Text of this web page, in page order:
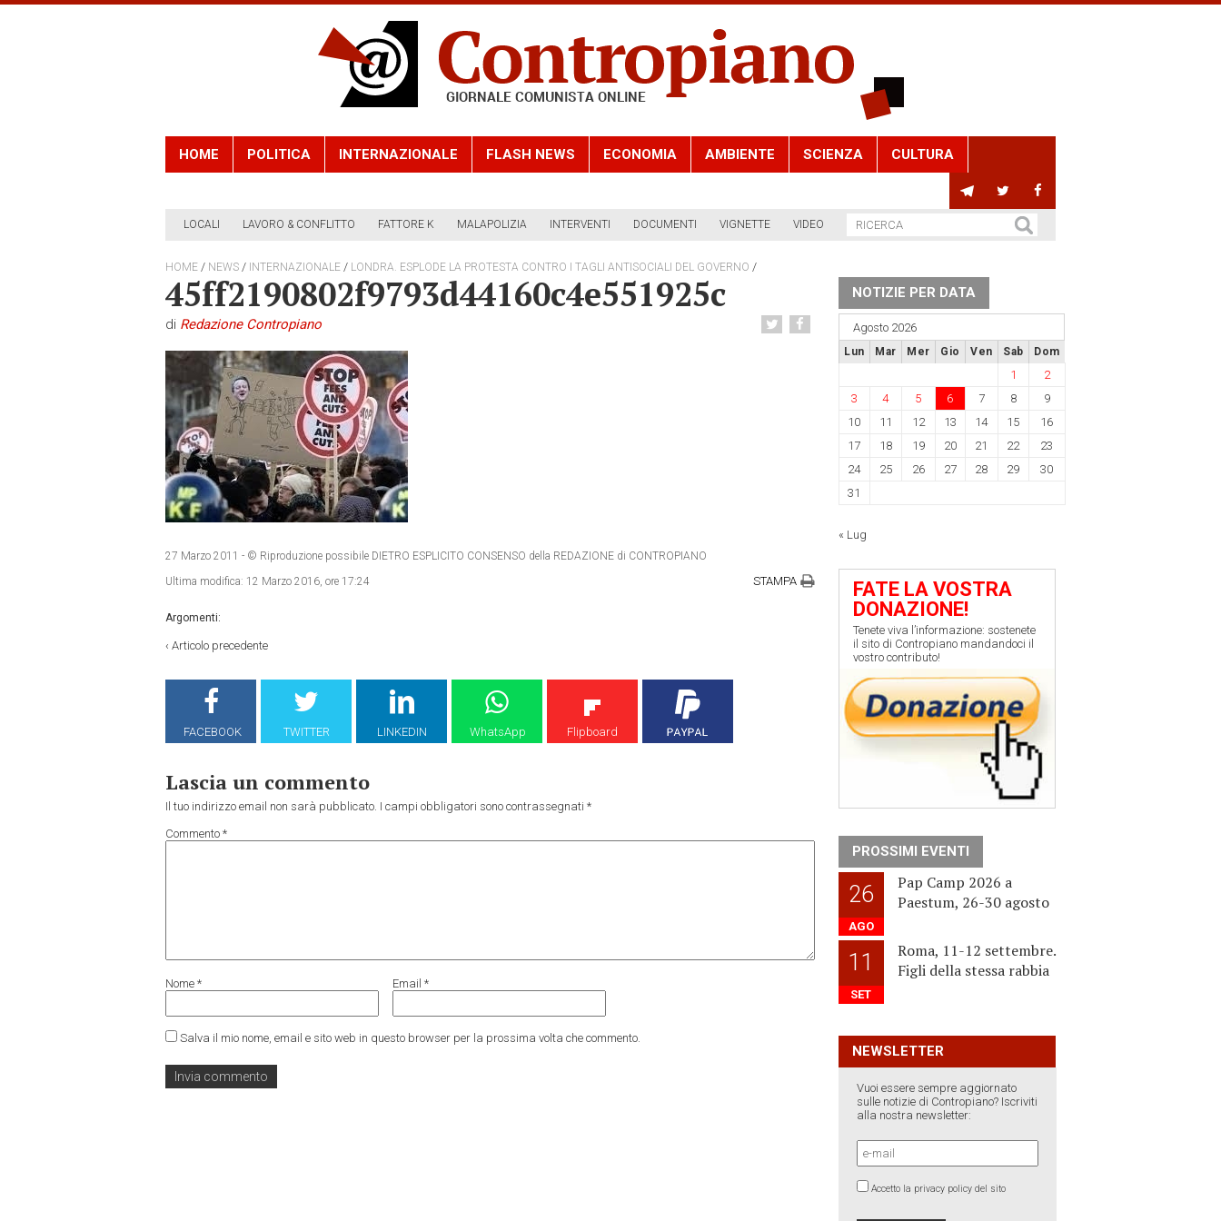
HOME POLITICA INTERNAZIONALE FLASH NEWS ECONOMIA AMBIENTE SCIENZA CULTURA
LOCALI LAVORO & CONFLITTO FATTORE K MALAPOLIZIA INTERVENTI DOCUMENTI VIGNETTE VIDEO
HOME / NEWS / INTERNAZIONALE / LONDRA. ESPLODE LA PROTESTA CONTRO I TAGLI ANTISOCIALI DEL GOVERNO /
45ff2190802f9793d44160c4e551925c
di Redazione Contropiano
27 Marzo 2011 - © Riproduzione possibile DIETRO ESPLICITO CONSENSO della REDAZIONE di CONTROPIANO
Ultima modifica: 12 Marzo 2016, ore 17:24 STAMPA
Argomenti:
‹ Articolo precedente
FACEBOOK TWITTER LINKEDIN WhatsApp Flipboard
Lascia un commento
Il tuo indirizzo email non sarà pubblicato. I campi obbligatori sono contrassegnati *
Commento *
Nome * Email *
Salva il mio nome, email e sito web in questo browser per la prossima volta che commento.
NOTIZIE PER DATA
Agosto 2026
Lun Mar Mer Gio Ven Sab Dom
1
2
3
4 5 6 7 8
9
10
11 12 13 14 15
16
17
18 19 20 21 22
23
24
25 26 27 28 29
30
31
« Lug
FATE LA VOSTRA
DONAZIONE!
Tenete viva l’informazione: sostenete
il sito di Contropiano mandandoci il
vostro contributo!
PROSSIMI EVENTI
26
AGO
Pap Camp 2026 a
Paestum, 26-30 agosto
11
SET
Roma, 11-12 settembre.
Figli della stessa rabbia
NEWSLETTER
Vuoi essere sempre aggiornato
sulle notizie di Contropiano? Iscriviti
alla nostra newsletter:
Accetto la privacy policy del sito